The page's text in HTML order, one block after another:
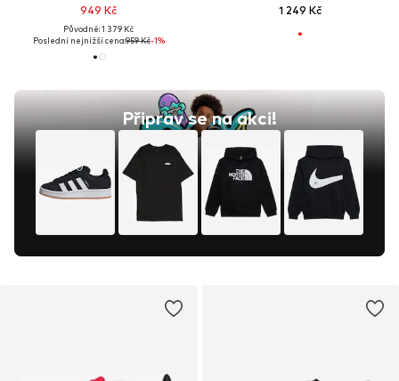
949 Kč
Původně: 1 379 Kč
Poslední nejnižší cena:959 Kč-1%
Připrav se na akci!
1 249 Kč